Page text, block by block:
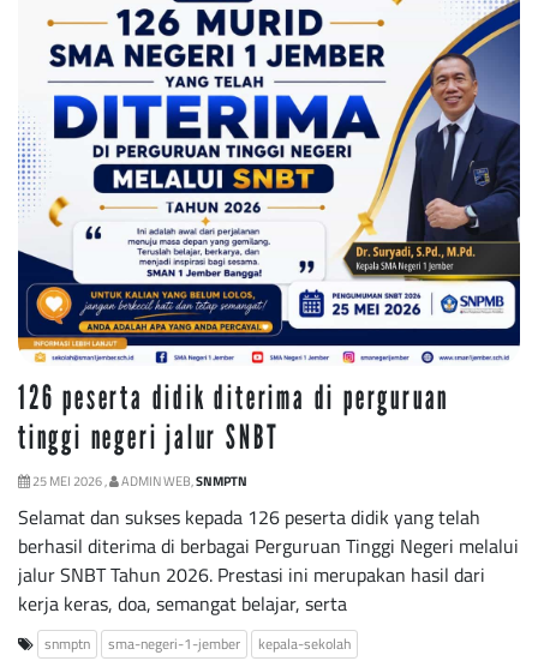
126 peserta didik diterima di perguruan
tinggi negeri jalur SNBT
25 MEI 2026 , ADMIN WEB,SNMPTN
Selamat dan sukses kepada 126 peserta didik yang telah
berhasil diterima di berbagai Perguruan Tinggi Negeri melalui
jalur SNBT Tahun 2026. Prestasi ini merupakan hasil dari
kerja keras, doa, semangat belajar, serta
snmptn sma-negeri-1-jember kepala-sekolah